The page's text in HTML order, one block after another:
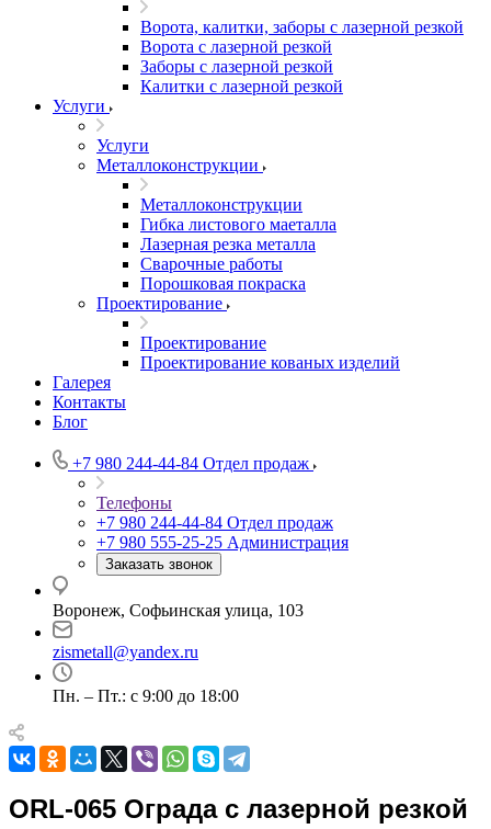
Ворота, калитки, заборы с лазерной резкой
Ворота с лазерной резкой
Заборы с лазерной резкой
Калитки с лазерной резкой
Услуги
Услуги
Металлоконструкции
Металлоконструкции
Гибка листового маеталла
Лазерная резка металла
Сварочные работы
Порошковая покраска
Проектирование
Проектирование
Проектирование кованых изделий
Галерея
Контакты
Блог
+7 980 244-44-84 Отдел продаж
Телефоны
+7 980 244-44-84 Отдел продаж
+7 980 555-25-25 Администрация
Заказать звонок
Воронеж, Софьинская улица, 103
zismetall@yandex.ru
Пн. – Пт.: с 9:00 до 18:00
ORL-065 Ограда с лазерной резкой